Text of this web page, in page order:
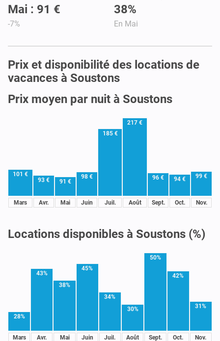
Mai : 91 €
-7%
38%
En Mai
Prix et disponibilité des locations de
vacances à Soustons
Prix moyen par nuit à Soustons
101 €
Mars
93 €
Avr.
91 €
Mai
98 €
Juin
185 €
Juil.
217 €
Août
96 €
Sept.
94 €
Oct.
99 €
Nov.
Locations disponibles à Soustons (%)
28%
Mars
43%
Avr.
38%
Mai
45%
Juin
34%
Juil.
30%
Août
50%
Sept.
42%
Oct.
31%
Nov.